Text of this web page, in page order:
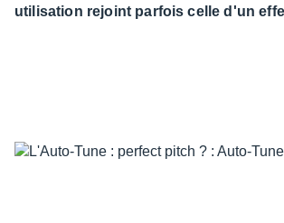
utilisation rejoint parfois celle d'un